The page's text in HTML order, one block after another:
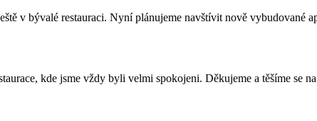
v bývalé restauraci. Nyní plánujeme navštívit nově vybudované
kde jsme vždy byli velmi spokojeni. Děkujeme a těšíme se